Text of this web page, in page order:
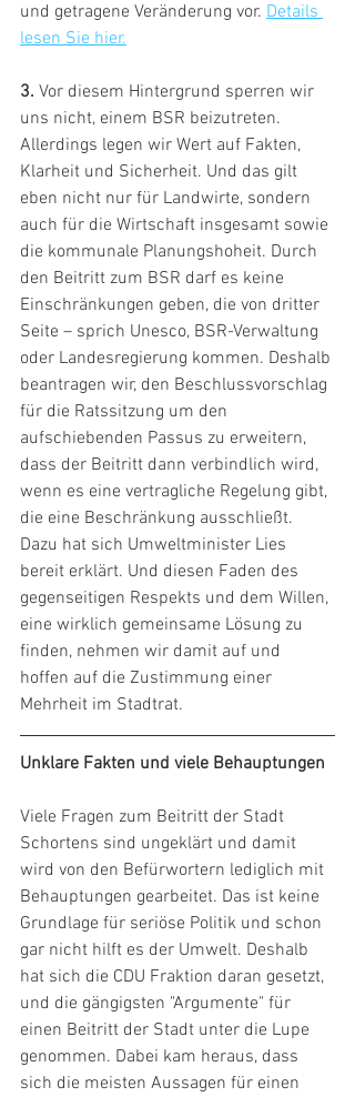
und getragene Veränderung vor. Details
lesen Sie hier.
3. Vor diesem Hintergrund sperren wir
uns nicht, einem BSR beizutreten.
Allerdings legen wir Wert auf Fakten,
Klarheit und Sicherheit. Und das gilt
eben nicht nur für Landwirte, sondern
auch für die Wirtschaft insgesamt sowie
die kommunale Planungshoheit. Durch
den Beitritt zum BSR darf es keine
Einschränkungen geben, die von dritter
Seite – sprich Unesco, BSR-Verwaltung
oder Landesregierung kommen. Deshalb
beantragen wir, den Beschlussvorschlag
für die Ratssitzung um den
aufschiebenden Passus zu erweitern,
dass der Beitritt dann verbindlich wird,
wenn es eine vertragliche Regelung gibt,
die eine Beschränkung ausschließt.
Dazu hat sich Umweltminister Lies
bereit erklärt. Und diesen Faden des
gegenseitigen Respekts und dem Willen,
eine wirklich gemeinsame Lösung zu
finden, nehmen wir damit auf und
hoffen auf die Zustimmung einer
Mehrheit im Stadtrat.
Unklare Fakten und viele Behauptungen
Viele Fragen zum Beitritt der Stadt
Schortens sind ungeklärt und damit
wird von den Befürwortern lediglich mit
Behauptungen gearbeitet. Das ist keine
Grundlage für seriöse Politik und schon
gar nicht hilft es der Umwelt. Deshalb
hat sich die CDU Fraktion daran gesetzt,
und die gängigsten "Argumente" für
einen Beitritt der Stadt unter die Lupe
genommen. Dabei kam heraus, dass
sich die meisten Aussagen für einen